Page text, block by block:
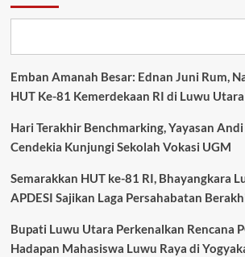
Emban Amanah Besar: Ednan Juni Rum,
HUT Ke-81 Kemerdekaan RI di Luwu Utara
Hari Terakhir Benchmarking, Yayasan
Cendekia Kunjungi Sekolah Vokasi UGM
Semarakkan HUT ke-81 RI, Bhayangkara
APDESI Sajikan Laga Persahabatan
Bupati Luwu Utara Perkenalkan Rencana
Hadapan Mahasiswa Luwu Raya di